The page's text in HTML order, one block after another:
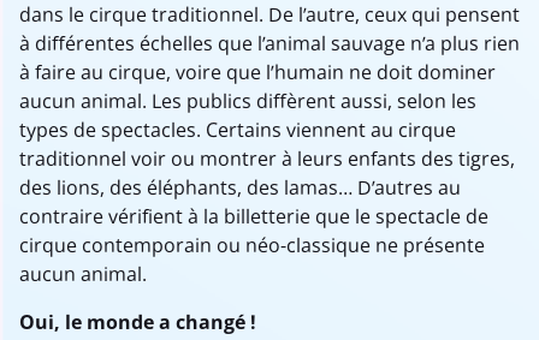
dans le cirque traditionnel. De l’autre, ceux qui pensent
à différentes échelles que l’animal sauvage n’a plus rien
à faire au cirque, voire que l’humain ne doit dominer
aucun animal. Les publics diffèrent aussi, selon les
types de spectacles. Certains viennent au cirque
traditionnel voir ou montrer à leurs enfants des tigres,
des lions, des éléphants, des lamas… D’autres au
contraire vérifient à la billetterie que le spectacle de
cirque contemporain ou néo-classique ne présente
aucun animal.
Oui, le monde a changé !